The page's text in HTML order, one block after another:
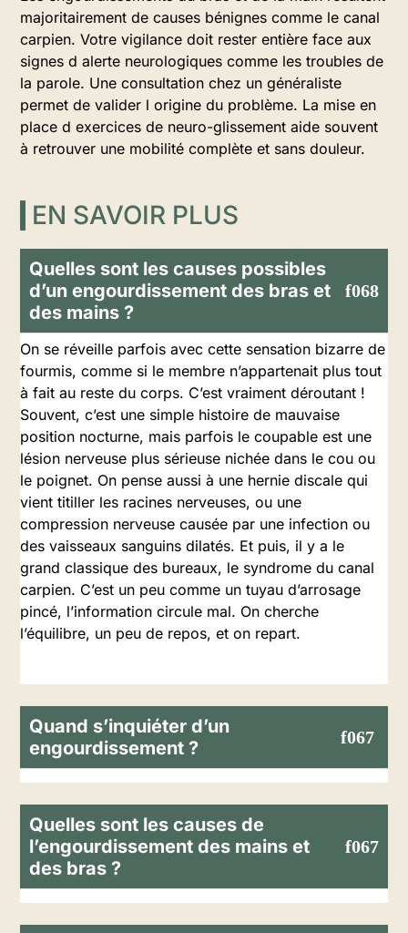
majoritairement de causes bénignes comme le canal
carpien. Votre vigilance doit rester entière face aux
signes d alerte neurologiques comme les troubles de
la parole. Une consultation chez un généraliste
permet de valider l origine du problème. La mise en
place d exercices de neuro-glissement aide souvent
à retrouver une mobilité complète et sans douleur.
EN SAVOIR PLUS
Quelles sont les causes possibles
d’un engourdissement des bras et
des mains ?
On se réveille parfois avec cette sensation bizarre de
fourmis, comme si le membre n’appartenait plus tout
à fait au reste du corps. C’est vraiment déroutant !
Souvent, c’est une simple histoire de mauvaise
position nocturne, mais parfois le coupable est une
lésion nerveuse plus sérieuse nichée dans le cou ou
le poignet. On pense aussi à une hernie discale qui
vient titiller les racines nerveuses, ou une
compression nerveuse causée par une infection ou
des vaisseaux sanguins dilatés. Et puis, il y a le
grand classique des bureaux, le syndrome du canal
carpien. C’est un peu comme un tuyau d’arrosage
pincé, l’information circule mal. On cherche
l’équilibre, un peu de repos, et on repart.
Quand s’inquiéter d’un
engourdissement ?
Quelles sont les causes de
l’engourdissement des mains et
des bras ?